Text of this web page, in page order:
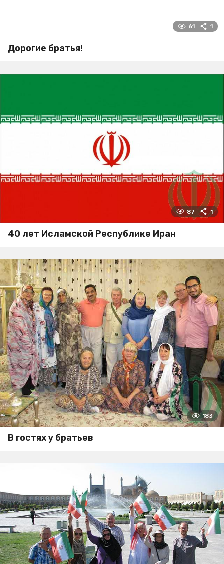
61 1
Дорогие братья!
87 1
40 лет Исламской Республике Иран
183
В гостях у братьев